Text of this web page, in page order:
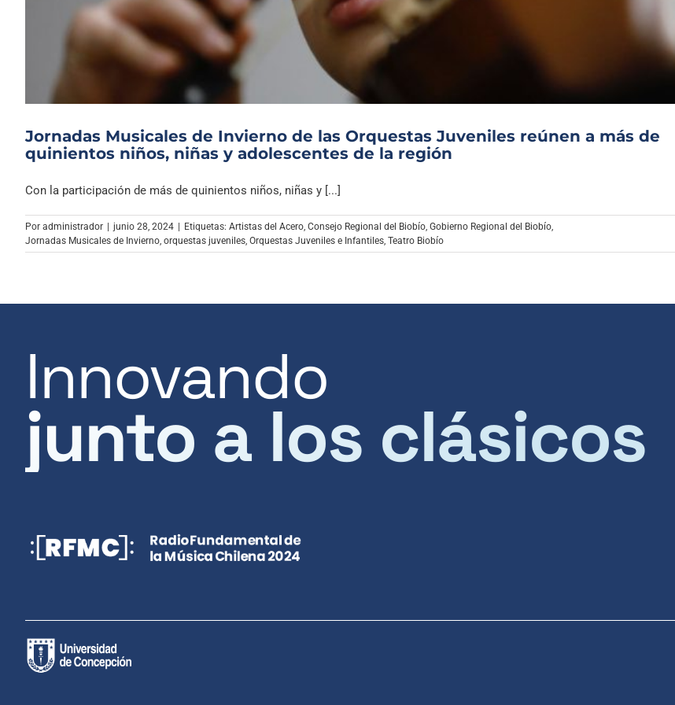
Jornadas Musicales de Invierno de las Orquestas Juveniles reúnen a más de
quinientos niños, niñas y adolescentes de la región
Con la participación de más de quinientos niños, niñas y [...]
Por administrador junio 28, 2024 Etiquetas: Artistas del Acero, Consejo Regional del Biobío, Gobierno Regional del Biobío,
Jornadas Musicales de Invierno, orquestas juveniles, Orquestas Juveniles e Infantiles, Teatro Biobío
Innovando
junto a los clásicos